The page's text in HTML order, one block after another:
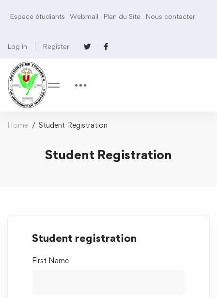
Espace étudiants Webmail Plan du Site Nous contacter
Log in Register
Home Student Registration
Student Registration
Student registration
First Name